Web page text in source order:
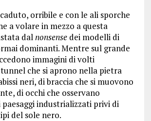
orribile e con le ali sporche
a volare in mezzo a questa
dalnonsensedei modelli di
dominanti. Mentre sul grande
immagini di volti
che si aprono nella pietra
neri, di braccia che si muovono
di occhi che osservano
industrializzati privi di
del sole nero.